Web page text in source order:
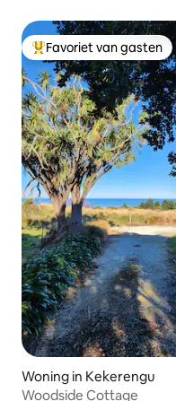
Topfavoriet van gasten
Favoriet van gasten
Woning in Kekerengu
Woodside Cottage